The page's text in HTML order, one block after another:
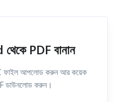
PDF বানান
ফাইল আপলোড করুন আর কয়েক
ডাউনলোড করুন।